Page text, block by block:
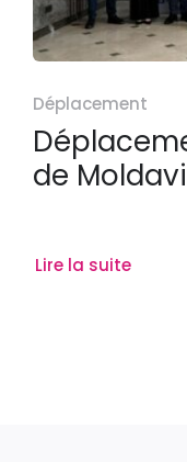
Déplacement
de
Lire la suite